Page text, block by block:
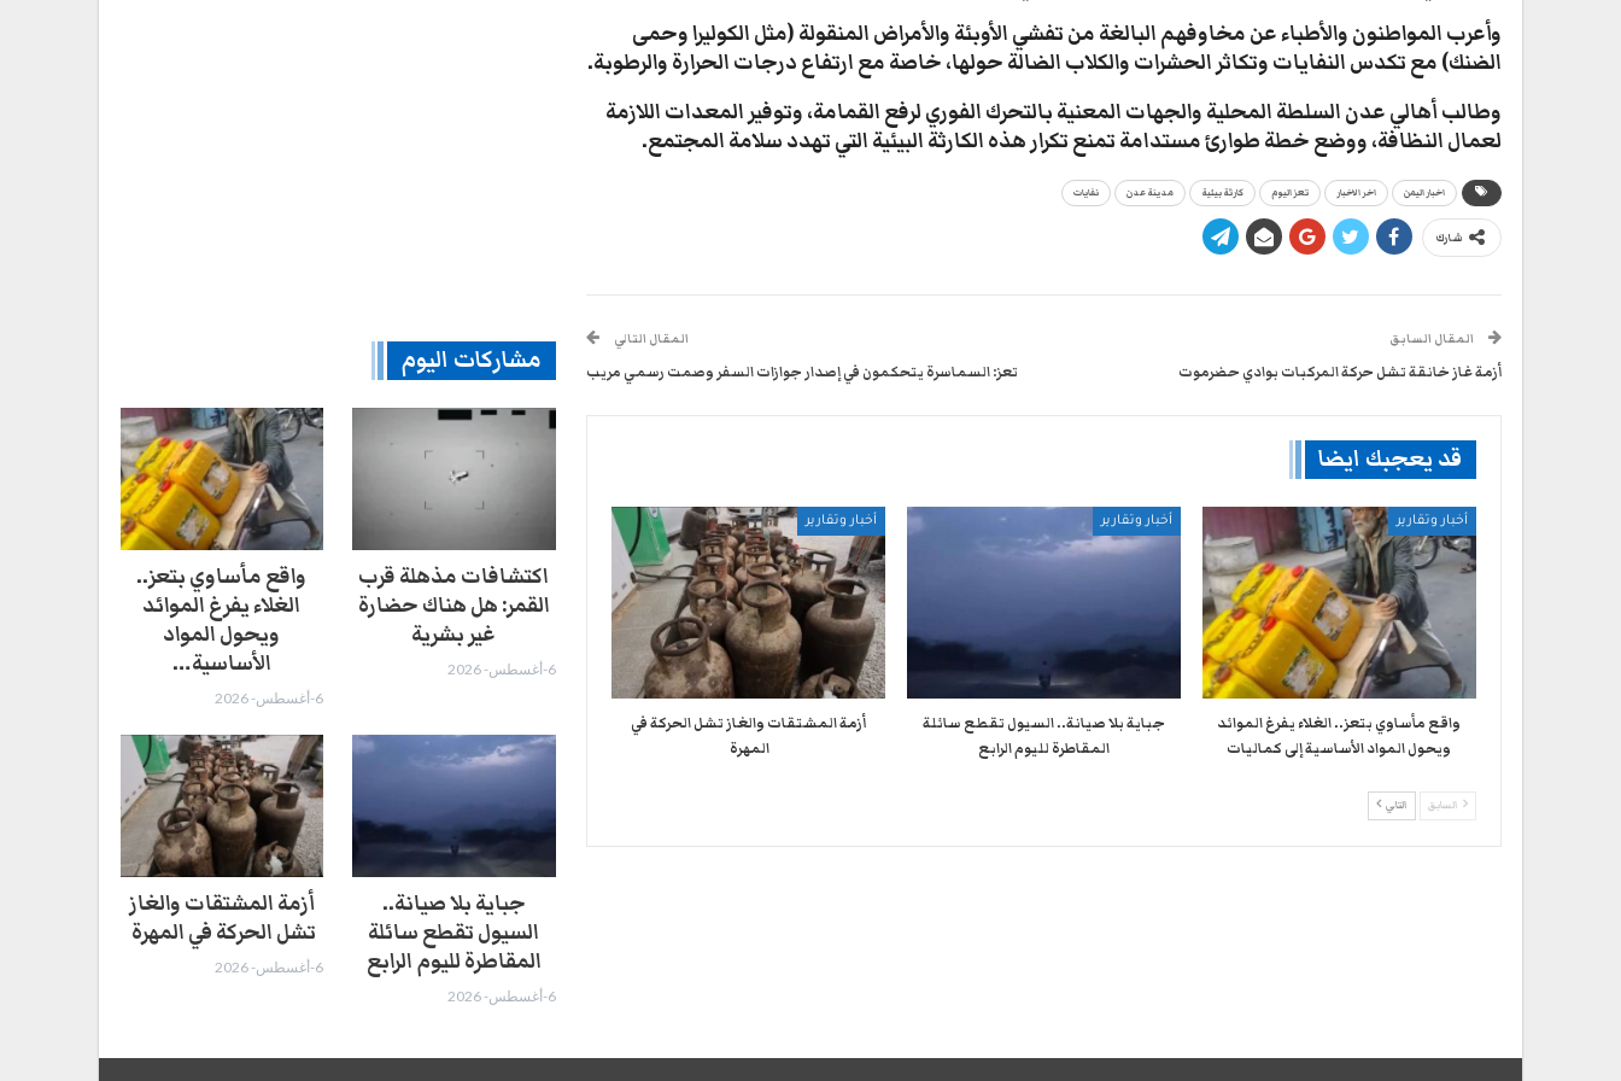
وأعرب المواطنون والأطباء عن مخاوفهم البالغة من تفشي الأوبئة والأمراض المنقولة (مثل الكوليرا وحمى
الضنك) مع تكدس النفايات وتكاثر الحشرات والكلاب الضالة حولها، خاصة مع ارتفاع درجات الحرارة والرطوبة.
​وطالب أهالي عدن السلطة المحلية والجهات المعنية بالتحرك الفوري لرفع القمامة، وتوفير المعدات اللازمة
لعمال النظافة، ووضع خطة طوارئ مستدامة تمنع تكرار هذه الكارثة البيئية التي تهدد سلامة المجتمع.
اخبار اليمن اخر الاخبار تعز اليوم كارثة بيئية مدينة عدن نفايات
شارك
المقال السابق
أزمة غاز خانقة تشل حركة المركبات بوادي حضرموت
المقال التالي
تعز: السماسرة يتحكمون في إصدار جوازات السفر وصمت رسمي مريب
قد يعجبك ايضا
أخبار وتقارير
واقع مأساوي بتعز.. الغلاء يفرغ الموائد
ويحول المواد الأساسية إلى كماليات
أخبار وتقارير
جباية بلا صيانة.. السيول تقطع سائلة
المقاطرة لليوم الرابع
أخبار وتقارير
أزمة المشتقات والغاز تشل الحركة في
المهرة ​
السابق التالي
مشاركات اليوم
اكتشافات مذهلة قرب
القمر: هل هناك حضارة
غير بشرية
6-أغسطس- 2026
واقع مأساوي بتعز..
الغلاء يفرغ الموائد
ويحول المواد
الأساسية…
6-أغسطس- 2026
جباية بلا صيانة..
السيول تقطع سائلة
المقاطرة لليوم الرابع
6-أغسطس- 2026
أزمة المشتقات والغاز
تشل الحركة في المهرة ​
6-أغسطس- 2026